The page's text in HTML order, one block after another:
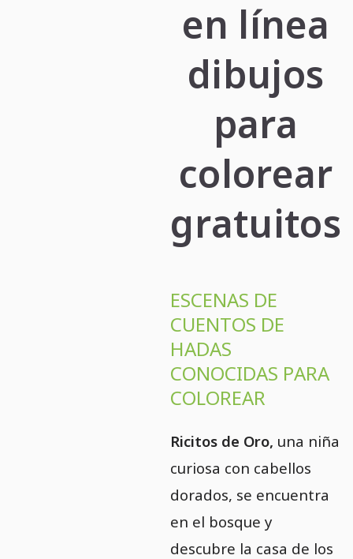
en línea
dibujos
para
colorear
gratuitos
ESCENAS DE
CUENTOS DE
HADAS
CONOCIDAS PARA
COLOREAR
Ricitos de Oro, una niña
curiosa con cabellos
dorados, se encuentra
en el bosque y
descubre la casa de los